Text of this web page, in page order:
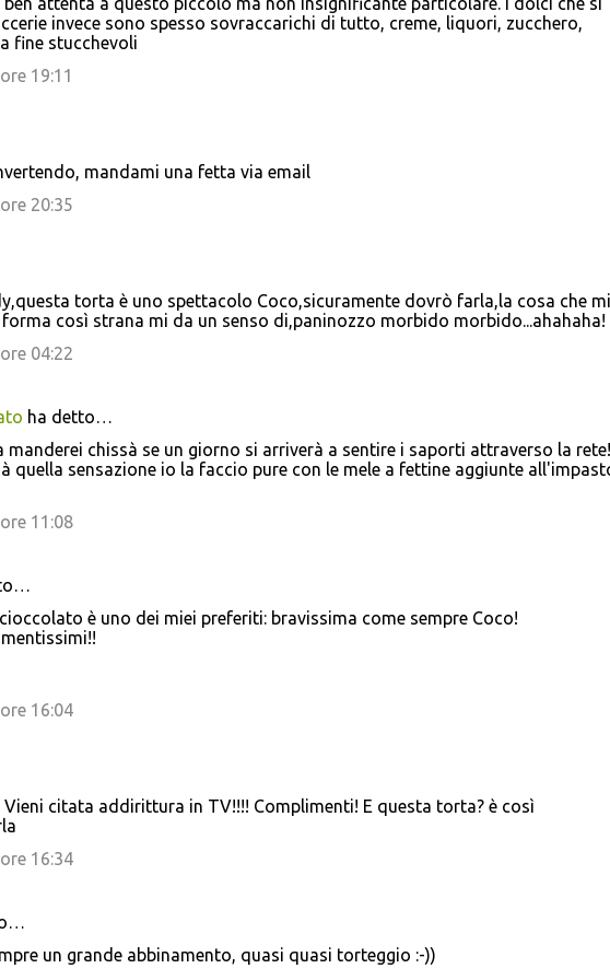
invece sono spesso sovraccarichi di tutto, creme, liquori, zucchero,
fine stucchevoli
19:11
mandami una fetta via email
20:35
torta è uno spettacolo Coco,sicuramente dovrò farla,la cosa che mi
così strana mi da un senso di,paninozzo morbido morbido...ahahaha!
04:22
ha detto…
manderei chissà se un giorno si arriverà a sentire i saporti attraverso la rete!
quella sensazione io la faccio pure con le mele a fettine aggiunte
11:08
è uno dei miei preferiti: bravissima come sempre Coco!
16:04
citata addirittura in TV!!!! Complimenti! E questa torta? è così
16:34
un grande abbinamento, quasi quasi torteggio :-))